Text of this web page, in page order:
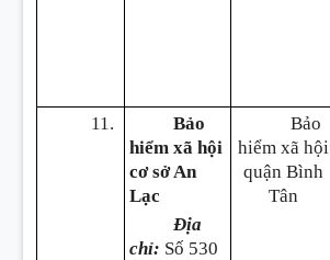
11.
Bảo
hiểm xã hội
cơ sở An
Lạc
Địa
chỉ: Số 530
Bảo
hiểm xã hội
quận Bình
Tân